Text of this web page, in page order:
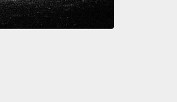
Ha-ha... I'm white.